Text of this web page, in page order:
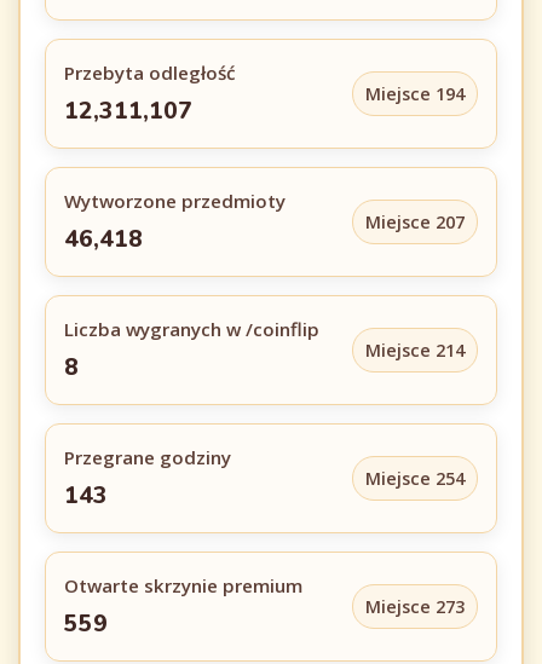
Przebyta odległość
12,311,107
Miejsce 194
Wytworzone przedmioty
46,418
Miejsce 207
Liczba wygranych w /coinflip
8
Miejsce 214
Przegrane godziny
143
Miejsce 254
Otwarte skrzynie premium
559
Miejsce 273